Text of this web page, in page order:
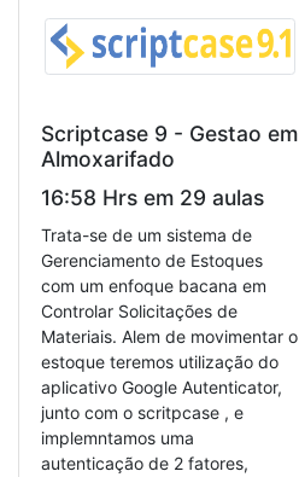
Scriptcase 9 - Gestao em
Almoxarifado
16:58 Hrs em 29 aulas
Trata-se de um sistema de
Gerenciamento de Estoques
com um enfoque bacana em
Controlar Solicitações de
Materiais. Alem de movimentar o
estoque teremos utilização do
aplicativo Google Autenticator,
junto com o scritpcase , e
implemntamos uma
autenticação de 2 fatores,